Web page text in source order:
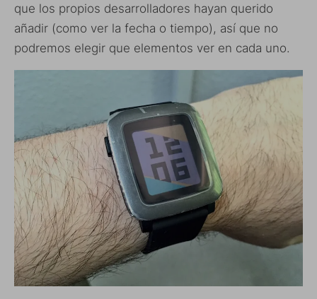
que los propios desarrolladores hayan querido
añadir (como ver la fecha o tiempo), así que no
podremos elegir que elementos ver en cada uno.